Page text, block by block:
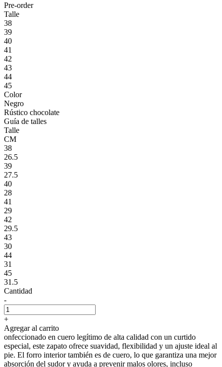
Pre-order
Talle
38
39
40
41
42
43
44
45
Color
Negro
Rústico chocolate
Guía de talles
Talle
CM
38
26.5
39
27.5
40
28
41
29
42
29.5
43
30
44
31
45
31.5
Cantidad
-
+
Agregar al carrito
onfeccionado en cuero legítimo de alta calidad con un curtido
especial, este zapato ofrece suavidad, flexibilidad y un ajuste ideal al
pie. El forro interior también es de cuero, lo que garantiza una mejor
absorción del sudor y ayuda a prevenir malos olores, incluso